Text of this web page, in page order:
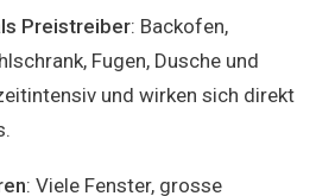
Preistreiber: Backofen,
Fugen, Dusche und
und wirken sich direkt
: Viele Fenster, grosse